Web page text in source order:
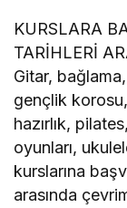
KURSLARA
TARİHLERİ
Gitar,
gençlik
hazırlık,
oyunları,
kurslarına
arasında